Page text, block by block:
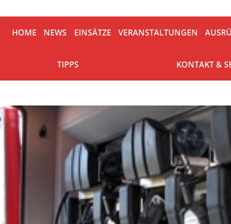
HOME NEWS EINSÄTZE VERANSTALTUNGEN
TIPPS KONTAKT &
HOME NEWS EINSÄTZE VERANSTALTUNGEN